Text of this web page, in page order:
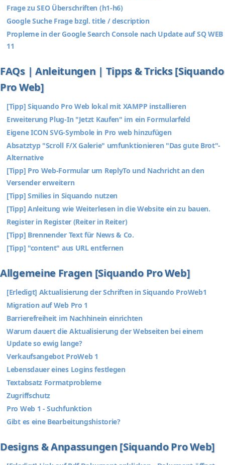
Frage zu SEO Überschriften (h1-h6)
Google Suche Frage bzgl. title / description
Propleme in der Google Search Console nach Update auf SQ WEB
11
FAQs | Anleitungen | Tipps & Tricks [Siquando
Pro Web]
[Tipp] Siquando Pro Web lokal mit XAMPP installieren
Erweiterung Plug-In "Jetzt Kaufen" im ein Formularfeld
Eigene ICON SVG-Symbole in Pro web hinzufügen
Absatztyp "Scroll F/X Galerie" umfunktionieren "Das gute Brot"-
Alternative
[Tipp] Pro Web-Formular um ReplyTo und Nachricht an den
Versender erweitern
[Tipp] Smilies in Siquando nutzen
[Tipp] Anleitung wie Weiterlesen in die Website ein zu bauen.
Register in Register (Reiter in Reiter)
[Tipp] Brennender Text für News & Co.
[Tipp] "content" aus URL entfernen
Allgemeine Fragen [Siquando Pro Web]
[Erledigt] Aktualisierung der Schriften in Siquando ProWeb1
Migration auf Web Pro 1
Barrierefreiheit im Nachhinein einrichten
Warum dauert die Aktualisierung der Webseiten bei einem
Update so ewig lange?
Verkaufsangebot ProWeb 1
Lebensdauer eines Logins festlegen
Textabsatz Formatprobleme
Zugriffschutz
Pro Web 1 - Suchfunktion
Gibt es eine Bearbeitungshistorie?
Designs & Anpassungen [Siquando Pro Web]